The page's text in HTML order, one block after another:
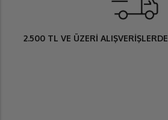
2.500 TL VE ÜZERİ ALIŞVERİŞLERDE